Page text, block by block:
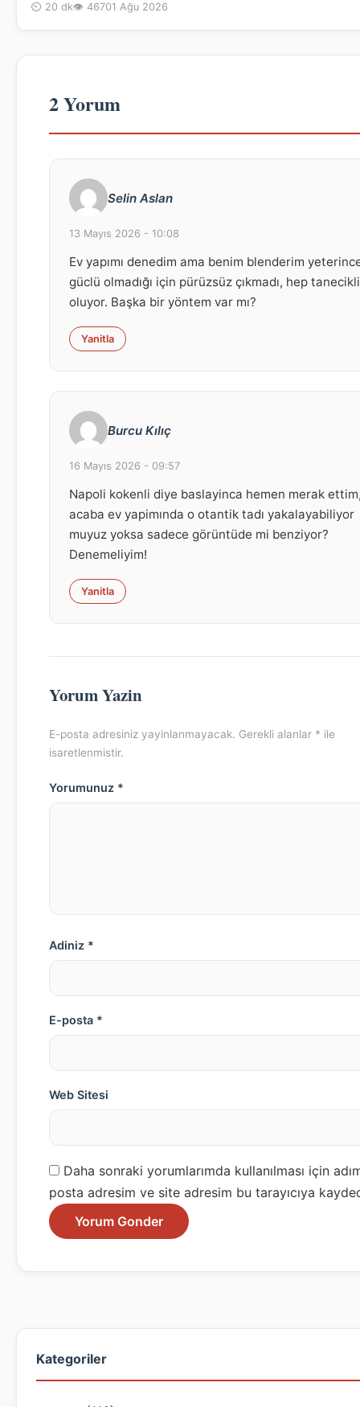
⏲ 20 dk👁 46701 Ağu 2026
2 Yorum
Selin Aslan
13 Mayıs 2026 - 10:08
Ev yapımı denedim ama benim blenderim
güclü olmadığı için pürüzsüz çıkmadı, hep tanecikli
oluyor. Başka bir yöntem var mı?
Yanitla
Burcu Kılıç
16 Mayıs 2026 - 09:57
Napoli kokenli diye baslayinca hemen merak
acaba ev yapimında o otantik tadı yakalayabiliyor
muyuz yoksa sadece görüntüde mi benziyor?
Denemeliyim!
Yanitla
Yorum Yazin
E-posta adresiniz yayinlanmayacak. Gerekli alanlar * ile
isaretlenmistir.
Yorumunuz *
Adiniz *
E-posta *
Web Sitesi
Daha sonraki yorumlarımda kullanılması için
posta adresim ve site adresim bu tarayıcıya
Kategoriler